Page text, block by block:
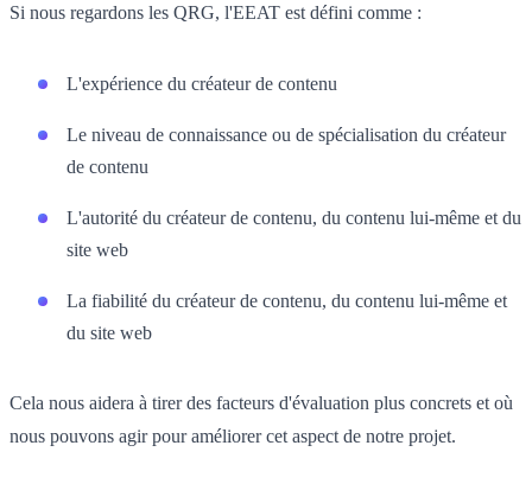
Si nous regardons les QRG, l'EEAT est défini comme :
L'expérience du créateur de contenu
Le niveau de connaissance ou de spécialisation du créateur
de contenu
L'autorité du créateur de contenu, du contenu lui-même et du
site web
La fiabilité du créateur de contenu, du contenu lui-même et
du site web
Cela nous aidera à tirer des facteurs d'évaluation plus concrets et où
nous pouvons agir pour améliorer cet aspect de notre projet.